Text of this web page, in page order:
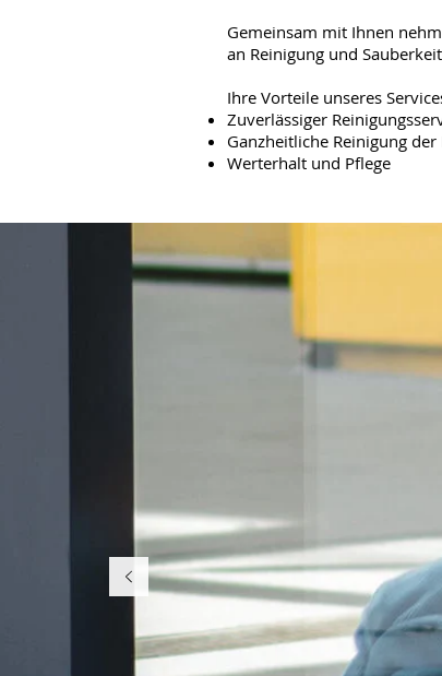
Gemeinsam mit Ihnen
an Reinigung und
Ihre Vorteile unseres
Zuverlässiger
Ganzheitliche Reinigung
Werterhalt und Pflege